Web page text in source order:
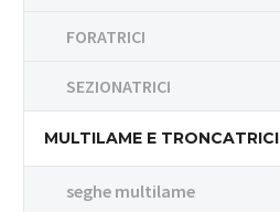
FORATRICI
SEZIONATRICI
MULTILAME E TRONCATRICI
seghe multilame